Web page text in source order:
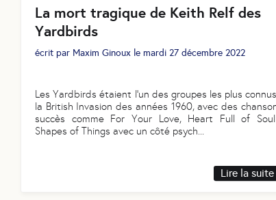
La mort tragique de Keith Relf des
Yardbirds
écrit par Maxim Ginoux le mardi 27 décembre 2022
Les Yardbirds étaient l'un des groupes les plus
la British Invasion des années 1960, avec des
succès comme For Your Love, Heart Full of
Shapes of Things avec un côté psych
Lire la suite